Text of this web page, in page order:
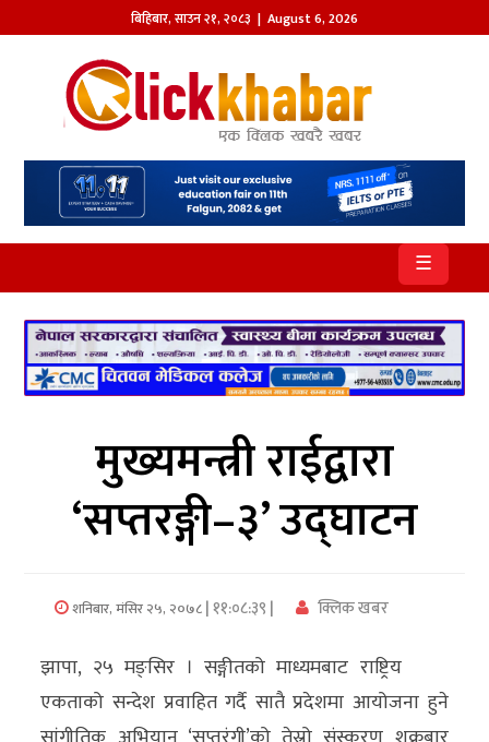
बिहिबार,साउन२१,२०८३ | August 6, 2026
होमपेज
समाज
प्रदेश
आजको
पत्रिका
सम्पादकीय
मनाेरञ्जन
विज्ञान
प्रविधि
☰
मुख्यमन्त्री राईद्वारा
‘सप्तरङ्गी–३’ उद्घाटन
शनिबार, मंसिर २५, २०७८| ११:०८:३९ | क्लिक खबर
झापा, २५ मङ्सिर । सङ्गीतको माध्यमबाट राष्ट्रिय
एकताको सन्देश प्रवाहित गर्दै सातै प्रदेशमा आयोजना हुने